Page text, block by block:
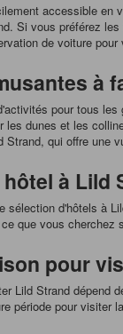
accessible en
Si vous préférez
de voiture
à
pour tous
les dunes et les
qui offre une
à Lild
sélection d'hôtels à
que vous
pour
Lild Strand dépend
période pour